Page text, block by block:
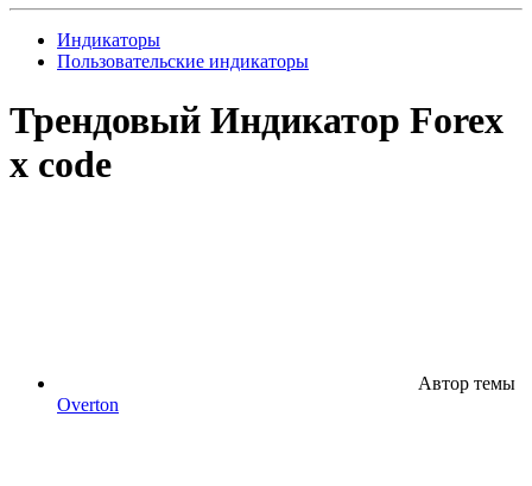
Индикаторы
Пользовательские индикаторы
Трендовый Индикатор Forex
x code
Автор темы
Overton